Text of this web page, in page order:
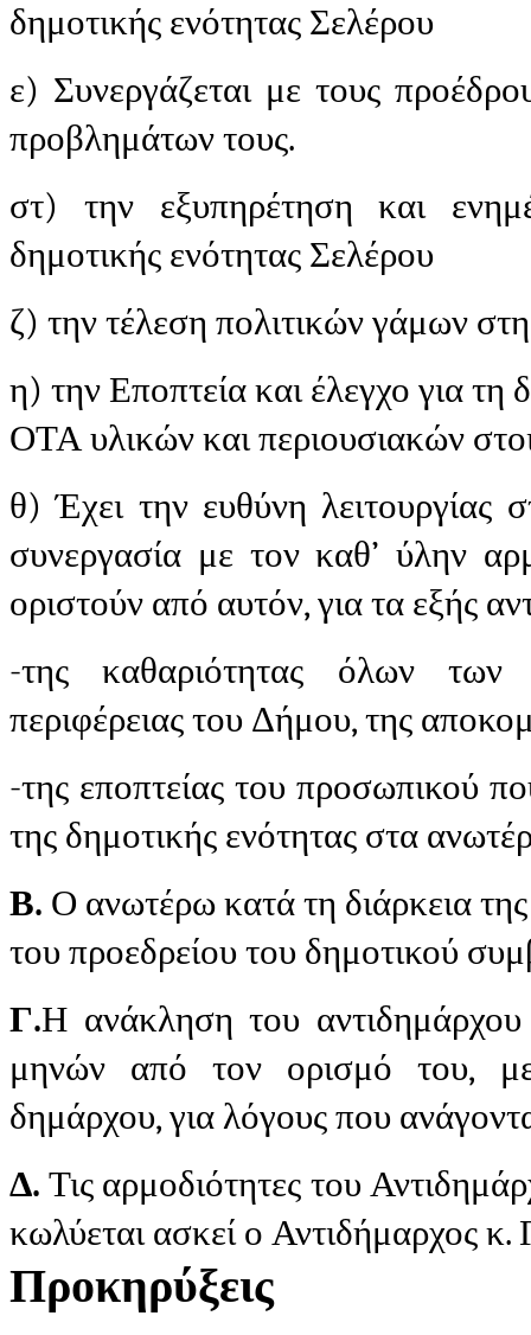
δημοτικής ενότητας Σελέρου
ε) Συνεργάζεται με τους
προβλημάτων τους.
στ) την εξυπηρέτηση και
δημοτικής ενότητας Σελέρου
ζ) την τέλεση πολιτικών γάμων
η) την Εποπτεία και έλεγχο για
ΟΤΑ υλικών και περιουσιακών
θ) Έχει την ευθύνη λειτουργίας
συνεργασία με τον καθ’ ύλην
οριστούν από αυτόν, για τα εξής
-της καθαριότητας όλων των
περιφέρειας του Δήμου, της
-της εποπτείας του προσωπικού
της δημοτικής ενότητας στα
Β. Ο ανωτέρω κατά τη διάρκεια
του προεδρείου του δημοτικού
Γ.Η ανάκληση του
μηνών από τον ορισμό του, με
δημάρχου, για λόγους που
Δ. Τις αρμοδιότητες του
κωλύεται ασκεί ο Αντιδήμαρχος
Προκηρύξεις